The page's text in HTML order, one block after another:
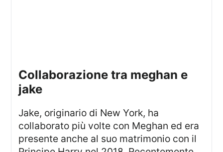
collaborazione tra meghan e
jake
Jake, originario di New York, ha
collaborato più volte con Meghan ed era
presente anche al suo matrimonio con il